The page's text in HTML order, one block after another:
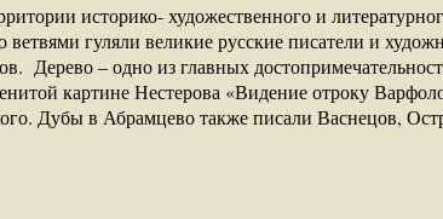
историко- художественного и
гуляли великие русские писатели и
Дерево – одно из главных
картине Нестерова «Видение отроку
Дубы в Абрамцево также писали Васнецов,